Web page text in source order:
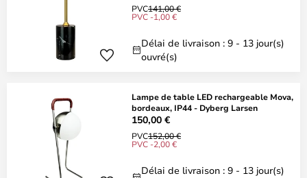
PVC141,00 €
PVC -1,00 €
Délai de livraison : 9 - 13 jour(s)
ouvré(s)
Lampe de table LED rechargeable Mova,
bordeaux, IP44 - Dyberg Larsen
150,00 €
PVC152,00 €
PVC -2,00 €
Délai de livraison : 9 - 13 jour(s)